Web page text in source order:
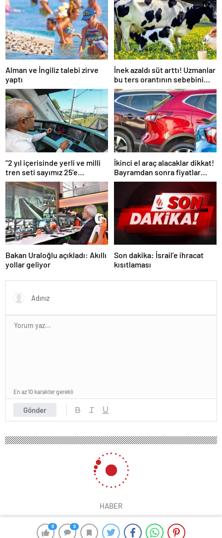
0 0
Alman ve İngiliz talebi zirve
yaptı
İnek azaldı süt arttı! Uzmanlar
bu ters orantının sebebini
açıkladı
“2 yıl içerisinde yerli ve milli
tren seti sayımız 25’e
ulaşacak”
İkinci el araç alacaklar dikkat!
Bayramdan sonra fiyatlar
artacak mı? İşte cevabı…
Bakan Uraloğlu açıkladı: Akıllı
yollar geliyor
Son dakika: İsrail’e ihracat
kısıtlaması
Gönder
En az 10 karakter gerekli
HABER